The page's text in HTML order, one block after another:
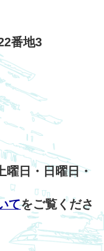
番地3
曜日・日曜日・
てをご覧くださ